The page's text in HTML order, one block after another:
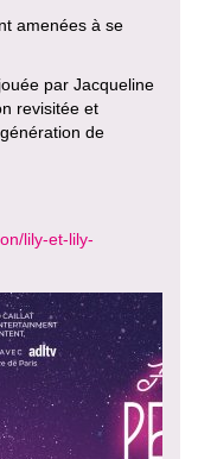
amenées à se
par Jacqueline
revisitée et
de
lily-et-lily-